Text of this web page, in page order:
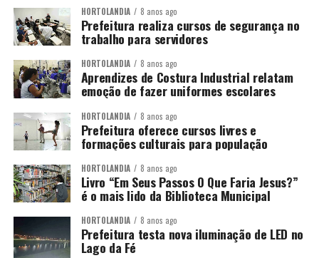
HORTOLÂNDIA 8 anos ago
Prefeitura realiza cursos de segurança no
trabalho para servidores
HORTOLÂNDIA 8 anos ago
Aprendizes de Costura Industrial relatam
emoção de fazer uniformes escolares
HORTOLÂNDIA 8 anos ago
Prefeitura oferece cursos livres e
formações culturais para população
HORTOLÂNDIA 8 anos ago
Livro “Em Seus Passos O Que Faria Jesus?”
é o mais lido da Biblioteca Municipal
HORTOLÂNDIA 8 anos ago
Prefeitura testa nova iluminação de LED no
Lago da Fé